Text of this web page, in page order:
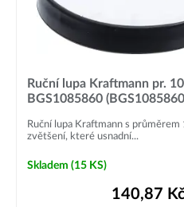
Ruční lupa Kraftmann pr.
BGS1085860
Ruční lupa Kraftmann s
zvětšení, které usnadní...
Skladem (15 KS)
140,87